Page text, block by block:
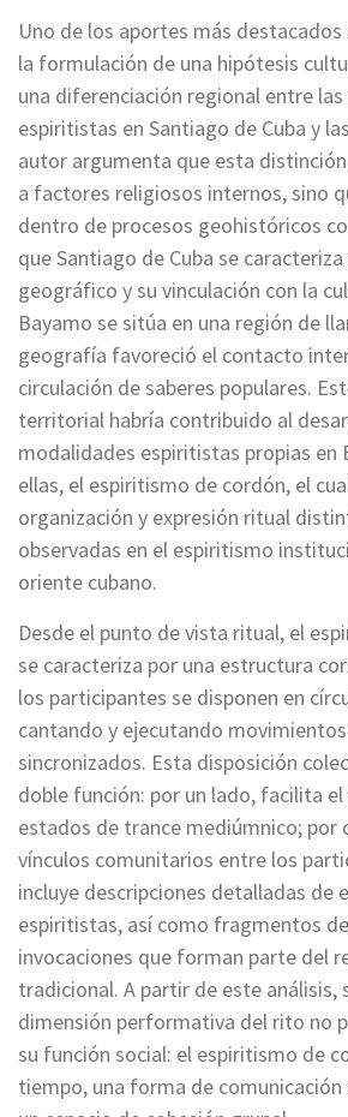
Uno de los aportes más
la formulación de una hipótesis
una diferenciación regional entre
espiritistas en Santiago de Cuba y
autor argumenta que esta
a factores religiosos internos, sino
dentro de procesos geohistóricos
que Santiago de Cuba se
geográfico y su vinculación con la
Bayamo se sitúa en una región de
geografía favoreció el contacto
circulación de saberes populares.
territorial habría contribuido al
modalidades espiritistas propias en
ellas, el espiritismo de cordón, el
organización y expresión ritual
observadas en el espiritismo
oriente cubano.
Desde el punto de vista ritual, el
se caracteriza por una estructura
los participantes se disponen en
cantando y ejecutando
sincronizados. Esta disposición
doble función: por un lado, facilita
estados de trance mediúmnico; por
vínculos comunitarios entre los
incluye descripciones detalladas de
espiritistas, así como fragmentos
invocaciones que forman parte del
tradicional. A partir de este análisis,
dimensión performativa del rito no
su función social: el espiritismo de
tiempo, una forma de